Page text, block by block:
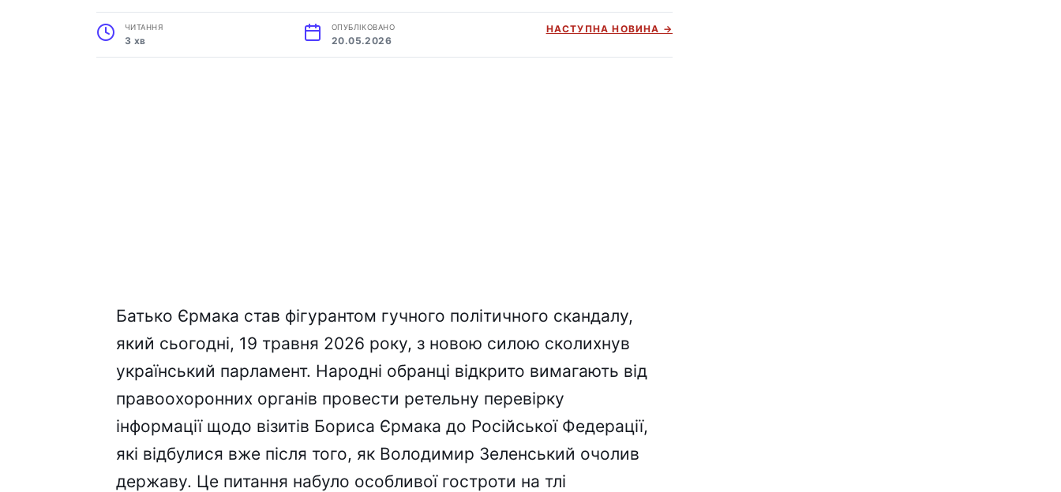
ЧИТАННЯ
3 хв
ОПУБЛІКОВАНО
20.05.2026
НАСТУПНА НОВИНА →
Батько Єрмака став фігурантом гучного політичного скандалу,
який сьогодні, 19 травня 2026 року, з новою силою сколихнув
український парламент. Народні обранці відкрито вимагають від
правоохоронних органів провести ретельну перевірку
інформації щодо візитів Бориса Єрмака до Російської Федерації,
які відбулися вже після того, як Володимир Зеленський очолив
державу. Це питання набуло особливої гостроти на тлі